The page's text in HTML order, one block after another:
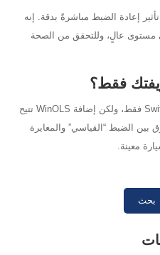
إعادة الضبط مباشرةً بدقة. إنه
مستوى عالٍ، وللتحقق من الصحة
فقط؟
نعم، يمكنك استخدام برنامج ضبط SwifTec فقط، ولكن إضافة WinOLS تتيح
الضبط “القياسي” والمعايرة
معينة.
بحث